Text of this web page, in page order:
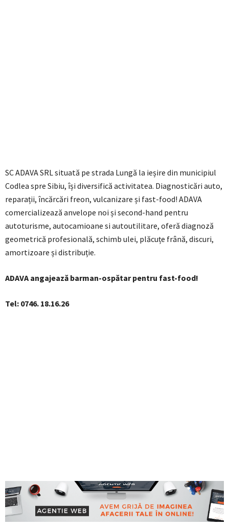
SC ADAVA SRL situată pe strada Lungă la ieșire din municipiul
Codlea spre Sibiu, își diversifică activitatea. Diagnosticări auto,
reparații, încărcări freon, vulcanizare și fast-food! ADAVA
comercializează anvelope noi și second-hand pentru
autoturisme, autocamioane si autoutilitare, oferă diagnoză
geometrică profesională, schimb ulei, plăcuțe frână, discuri,
amortizoare și distribuție.
ADAVA angajează barman-ospătar pentru fast-food!
Tel: 0746. 18.16.26